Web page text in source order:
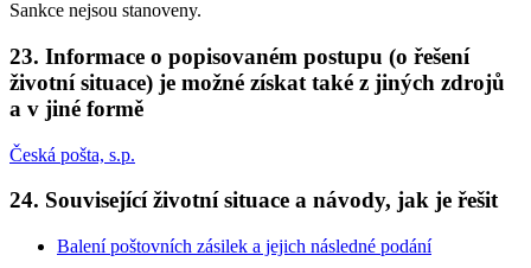
Sankce nejsou stanoveny.
23. Informace o popisovaném postupu (o řešení
životní situace) je možné získat také z jiných zdrojů
a v jiné formě
Česká pošta, s.p.
24. Související životní situace a návody, jak je řešit
Balení poštovních zásilek a jejich následné podání